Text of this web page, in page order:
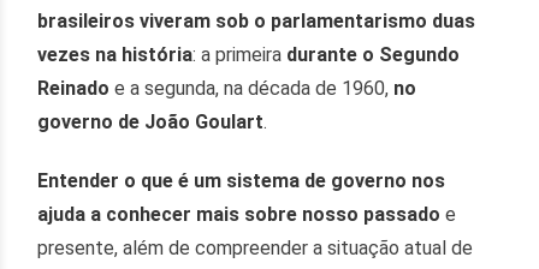
brasileiros viveram sob o parlamentarismo duas
vezes na história: a primeira durante o Segundo
Reinado e a segunda, na década de 1960, no
governo de João Goulart.
Entender o que é um sistema de governo nos
ajuda a conhecer mais sobre nosso passado e
presente, além de compreender a situação atual de